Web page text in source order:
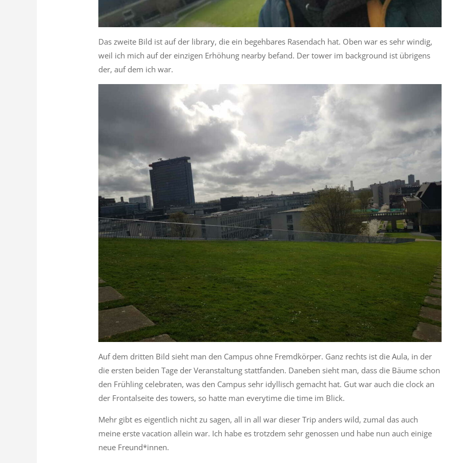
Das zweite Bild ist auf der library, die ein begehbares Rasendach hat. Oben war es sehr windig,
weil ich mich auf der einzigen Erhöhung nearby befand. Der tower im background ist übrigens
der, auf dem ich war.
Auf dem dritten Bild sieht man den Campus ohne Fremdkörper. Ganz rechts ist die Aula, in der
die ersten beiden Tage der Veranstaltung stattfanden. Daneben sieht man, dass die Bäume schon
den Frühling celebraten, was den Campus sehr idyllisch gemacht hat. Gut war auch die clock an
der Frontalseite des towers, so hatte man everytime die time im Blick.
Mehr gibt es eigentlich nicht zu sagen, all in all war dieser Trip anders wild, zumal das auch
meine erste vacation allein war. Ich habe es trotzdem sehr genossen und habe nun auch einige
neue Freund*innen.